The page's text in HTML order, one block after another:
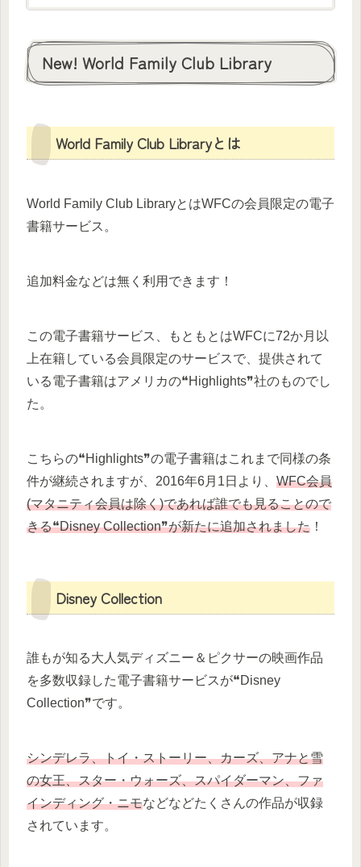
New! World Family Club Library
World Family Club Libraryとは
World Family Club LibraryとはWFCの会員限定の電子
書籍サービス。
追加料金などは無く利用できます！
この電子書籍サービス、もともとはWFCに72か月以
上在籍している会員限定のサービスで、提供されて
いる電子書籍はアメリカの❝Highlights❞社のものでし
た。
こちらの❝Highlights❞の電子書籍はこれまで同様の条
件が継続されますが、2016年6月1日より、 WFC会員
(マタニティ会員は除く)であれば誰でも見ることので
きる❝Disney Collection❞が新たに追加されました ！
Disney Collection
誰もが知る大人気ディズニー＆ピクサーの映画作品
を多数収録した電子書籍サービスが❝Disney
Collection❞です。
シンデレラ、トイ・ストーリー、カーズ、アナと雪
の女王、スター・ウォーズ、スパイダーマン、ファ
インディング・ニモなどなどたくさんの作品が収録
されています。